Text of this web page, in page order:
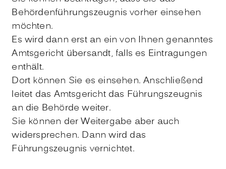
Behördenführungszeugnis vorher einsehen
möchten.
Es wird dann erst an ein von Ihnen genanntes
Amtsgericht übersandt, falls es Eintragungen
enthält.
Dort können Sie es einsehen. Anschließend
leitet das Amtsgericht das Führungszeugnis
an die Behörde weiter.
Sie können der Weitergabe aber auch
widersprechen. Dann wird das
Führungszeugnis vernichtet.